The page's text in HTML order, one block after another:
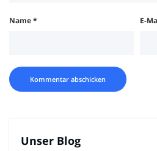
Name* E-
Unser Blog